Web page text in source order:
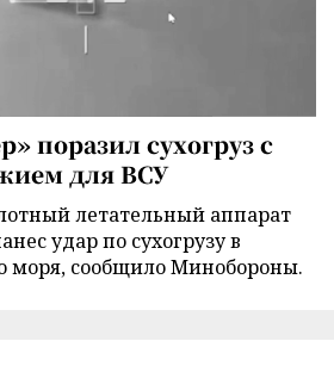
поразил сухогруз с
для ВСУ
летательный аппарат
удар по сухогрузу в
моря, сообщило Минобороны.